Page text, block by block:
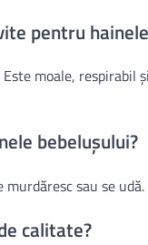
pentru
moale,
bebelușului?
sau se
calitate?